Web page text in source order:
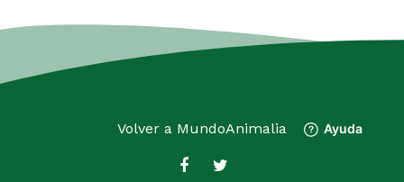
Volver a MundoAnimalia